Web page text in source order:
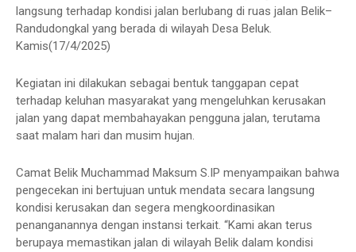
langsung terhadap kondisi jalan berlubang di ruas jalan Belik–
Randudongkal yang berada di wilayah Desa Beluk.
Kamis(17/4/2025)
Kegiatan ini dilakukan sebagai bentuk tanggapan cepat
terhadap keluhan masyarakat yang mengeluhkan kerusakan
jalan yang dapat membahayakan pengguna jalan, terutama
saat malam hari dan musim hujan.
Camat Belik Muchammad Maksum S.IP menyampaikan bahwa
pengecekan ini bertujuan untuk mendata secara langsung
kondisi kerusakan dan segera mengkoordinasikan
penanganannya dengan instansi terkait. “Kami akan terus
berupaya memastikan jalan di wilayah Belik dalam kondisi